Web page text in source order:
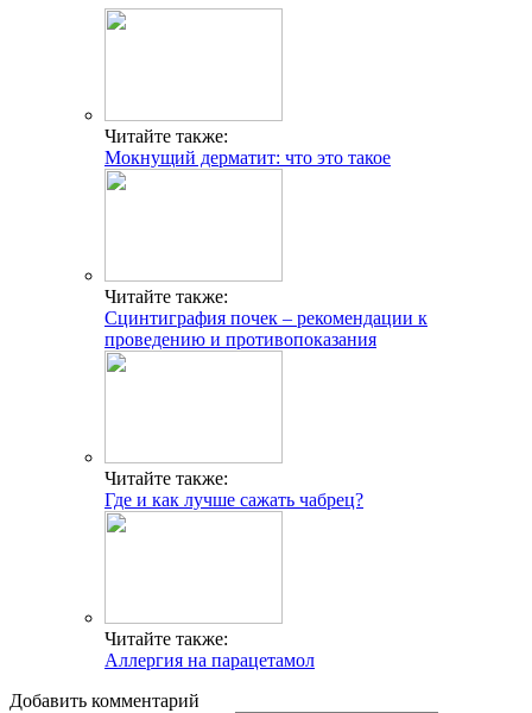
Читайте также:
Мокнущий дерматит: что это такое
Читайте также:
Сцинтиграфия почек – рекомендации к
проведению и противопоказания
Читайте также:
Где и как лучше сажать чабрец?
Читайте также:
Аллергия на парацетамол
Добавить комментарий